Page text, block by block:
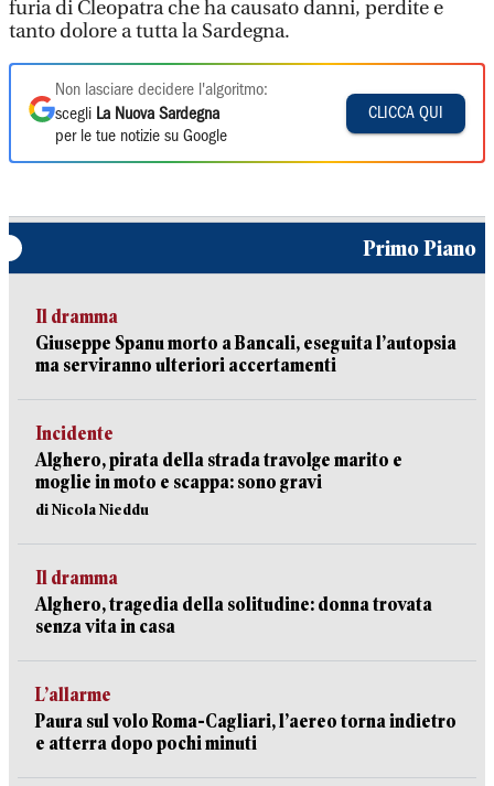
furia di Cleopatra che ha causato danni, perdite e
tanto dolore a tutta la Sardegna.
Non lasciare decidere l'algoritmo:
scegli La Nuova Sardegna
per le tue notizie su Google
CLICCA QUI
Primo Piano
Il dramma
Giuseppe Spanu morto a Bancali, eseguita l’autopsia
ma serviranno ulteriori accertamenti
Incidente
Alghero, pirata della strada travolge marito e
moglie in moto e scappa: sono gravi
di Nicola Nieddu
Il dramma
Alghero, tragedia della solitudine: donna trovata
senza vita in casa
L’allarme
Paura sul volo Roma-Cagliari, l’aereo torna indietro
e atterra dopo pochi minuti